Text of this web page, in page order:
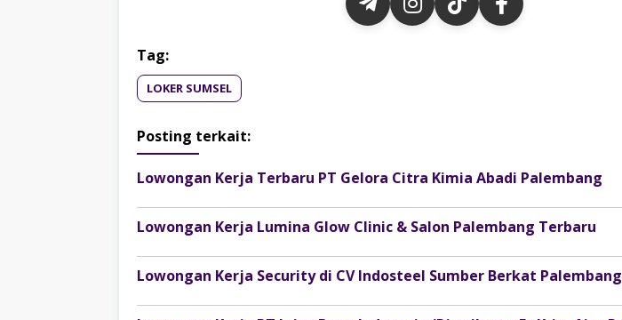
Tag:
LOKER SUMSEL
Posting terkait:
Lowongan Kerja Terbaru PT Gelora Citra Kimia Abadi Palembang
Lowongan Kerja Lumina Glow Clinic & Salon Palembang Terbaru
Lowongan Kerja Security di CV Indosteel Sumber Berkat Palembang